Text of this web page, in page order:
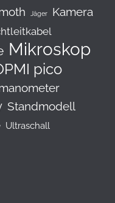
Jäger Kamera
Mikroskop
pico
Standmodell
Ultraschall